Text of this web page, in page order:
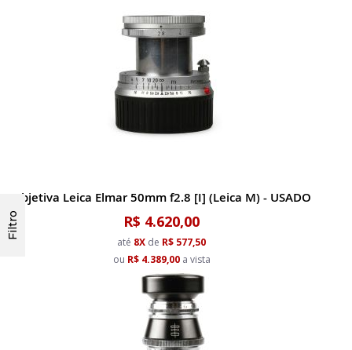
Objetiva Leica Elmar 50mm f2.8 [I] (Leica M) - USADO
R$ 4.620,00
até 8X de R$ 577,50
ou R$ 4.389,00a vista
Filtro